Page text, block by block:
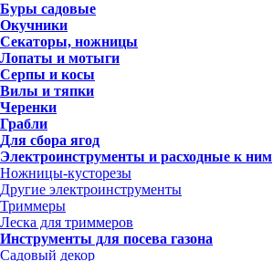
Буры садовые
Окучники
Секаторы, ножницы
Лопаты и мотыги
Серпы и косы
Вилы и тяпки
Черенки
Грабли
Для сбора ягод
Электроинструменты и расходные к ним
Ножницы-кусторезы
Другие электроинструменты
Триммеры
Леска для триммеров
Инструменты для посева газона
Садовый декор